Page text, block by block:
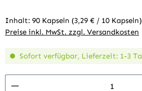
Inhalt: 90 Kapseln (3,29 € / 10 Kapseln)
Preise inkl. MwSt. zzgl. Versandkosten
Sofort verfügbar, Lieferzeit: 1-3
Produkt Anzahl: Gib den